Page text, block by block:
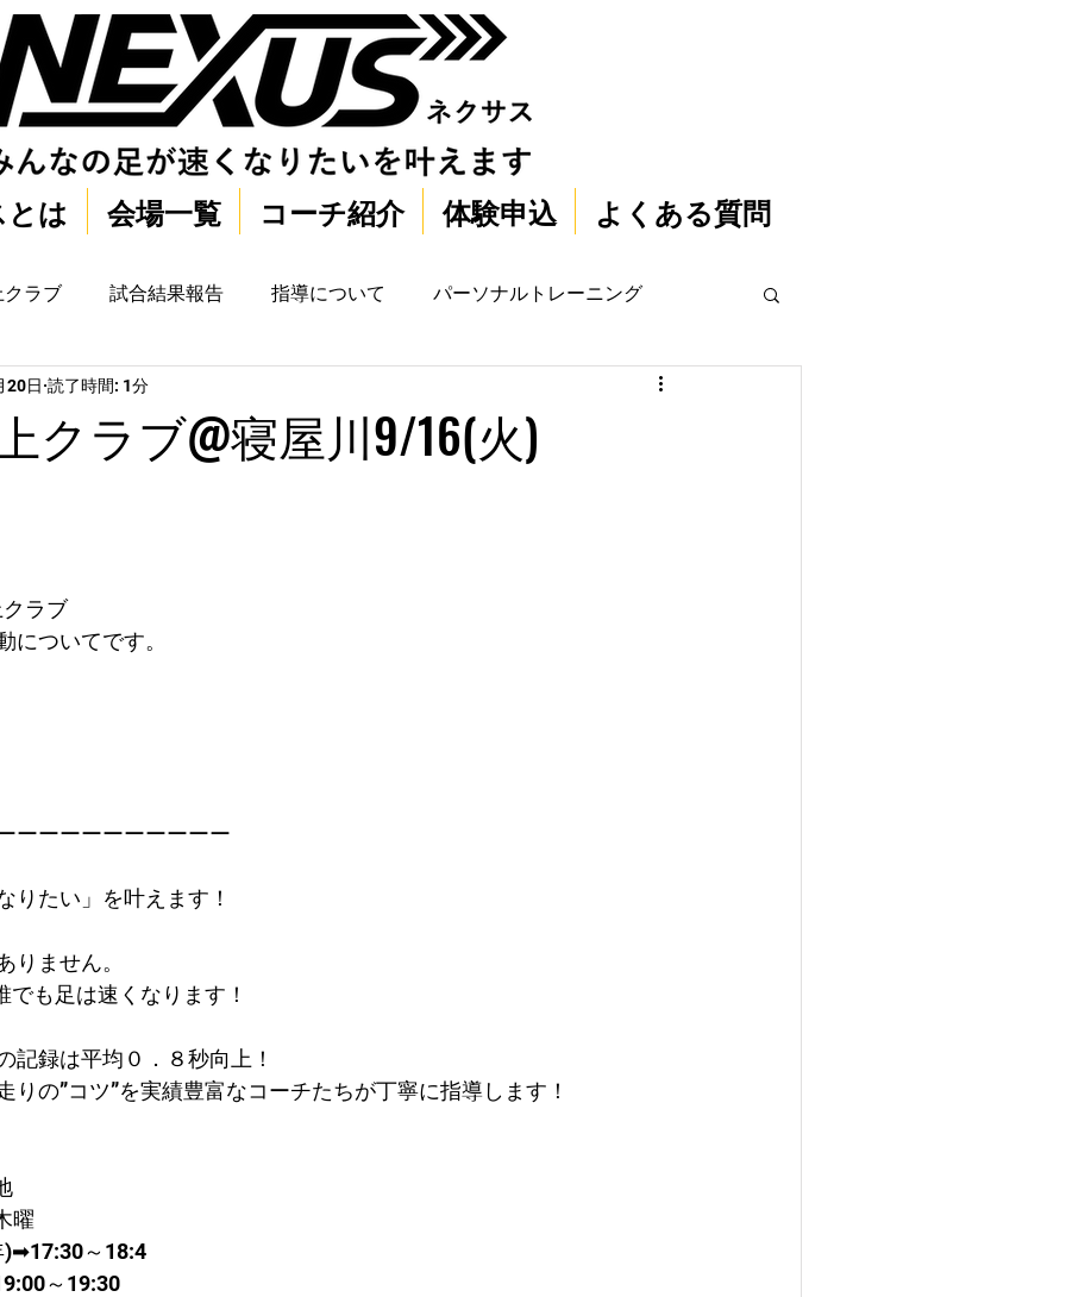
は 会場一覧 コーチ紹介 体験申込 よくある質問
ラブ 試合結果報告 指導について パーソナルトレーニング
クラブ@寝屋川9/16(火)
20日 読了時間: 1分
ラブ
についてです。
ーーーーーーーーーー
りたい」を叶えます！
りません。
でも足は速くなります！
記録は平均０．８秒向上！
りの”コツ”を実績豊富なコーチたちが丁寧に指導します！
曜
)➡17:30～18:4
～19:30